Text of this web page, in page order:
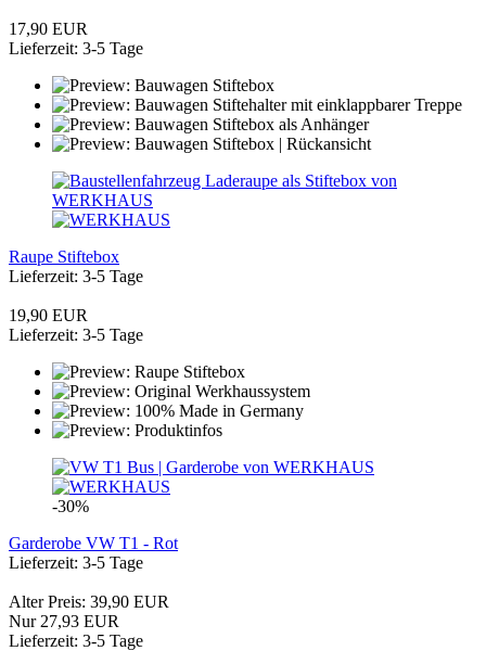
17,90 EUR
Lieferzeit: 3-5 Tage
Raupe Stiftebox
Lieferzeit: 3-5 Tage
19,90 EUR
Lieferzeit: 3-5 Tage
-30%
Garderobe VW T1 - Rot
Lieferzeit: 3-5 Tage
Alter Preis: 39,90 EUR
Nur 27,93 EUR
Lieferzeit: 3-5 Tage